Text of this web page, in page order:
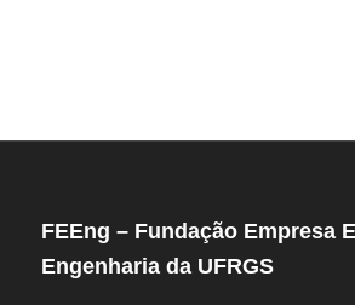
FEEng – Fundação Empresa
Engenharia da UFRGS